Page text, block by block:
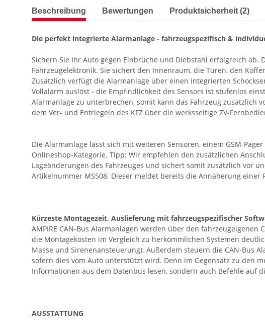
weitere Registerkarten anzeigen
Beschreibung Bewertungen Produktsicherheit (2)
Die perfekt integrierte Alarmanlage - fahrzeugspezifisch &
Sichern Sie Ihr Auto gegen Einbrüche und Diebstahl erfolgreich
Fahrzeugelektronik. Sie sichert den Innenraum, die Türen, den
Zusätzlich verfügt die Alarmanlage über einen integrierten
Vollalarm auslöst - die Empfindlichkeit des Sensors ist stufenlos
Alarmanlage zu unterbrechen, somit kann das Fahrzeug
dem Ver- und Entriegeln des KFZ über die werksseitige ZV-
Die Alarmanlage lässt sich mit weiteren Sensoren, einem GSM-
Onlineshop-Kategorie. Tipp: Wir empfehlen den zusätzlichen
Lageänderungen des Fahrzeuges und sichert somit zusätzlich vor
Artikelnummer MS508. Dieser meldet bereits die Annäherung
Kürzeste Montagezeit, Auslieferung mit fahrzeugspezifischer
AMPIRE CAN-Bus Alarmanlagen werden über den
die Montagekosten im Vergleich zu herkömmlichen Systemen
Masse und Sirenenansteuerung). Außerdem steuern die CAN-Bus
sofern dies vom Auto unterstützt wird. Denn im Gegensatz zu den
Informationen aus dem Datenbus lesen, sondern auch Befehle auf
AUSSTATTUNG